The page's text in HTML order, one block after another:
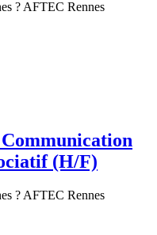
? AFTEC Rennes
(H/F)
? AFTEC Rennes